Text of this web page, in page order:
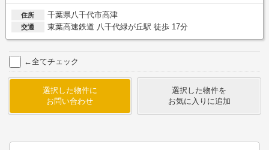
住所 千葉県八千代市高津
交通 東葉高速鉄道 八千代緑が丘駅 徒歩 17分
←全てチェック
選択した物件に
お問い合わせ
選択した物件を
お気に入りに追加